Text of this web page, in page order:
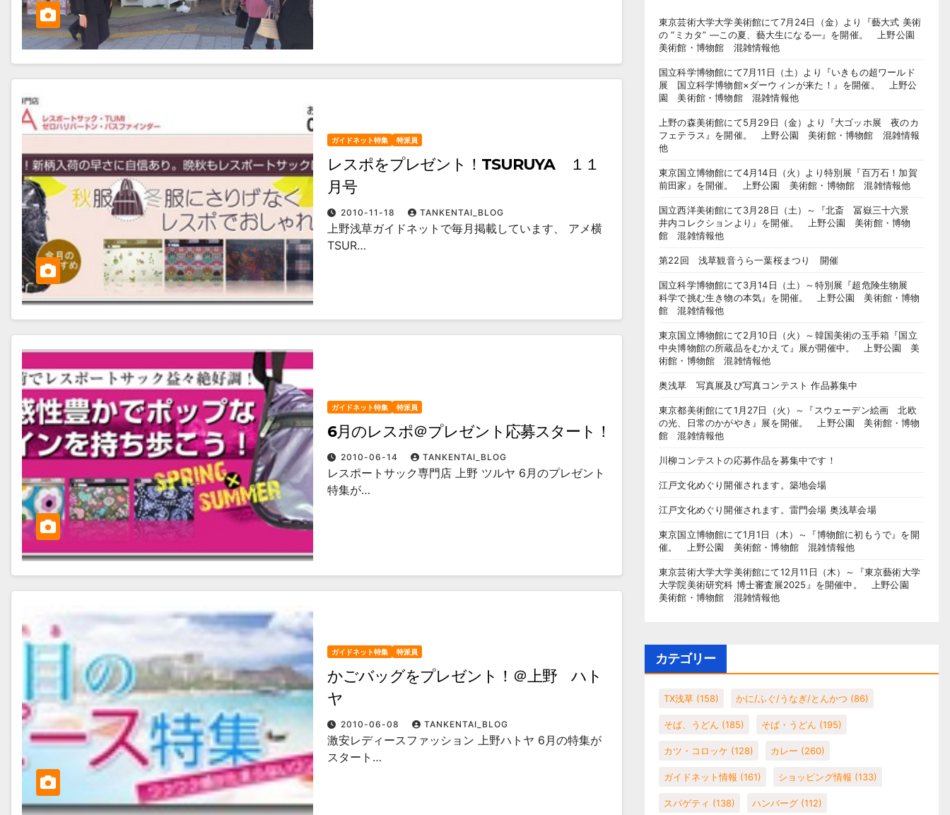
ガイドネット特集 特派員
レスポをプレゼント！TSURUYA １１
月号
2010-11-18 TANKENTAI_BLOG
上野浅草ガイドネットで毎月掲載しています、 アメ横
TSUR…
ガイドネット特集 特派員
6月のレスポ＠プレゼント応募スタート！
2010-06-14 TANKENTAI_BLOG
レスポートサック専門店 上野 ツルヤ 6月のプレゼント
特集が…
ガイドネット特集 特派員
かごバッグをプレゼント！＠上野 ハト
ヤ
2010-06-08 TANKENTAI_BLOG
激安レディースファッション 上野ハトヤ 6月の特集が
スタート…
東京芸術大学大学美術館にて7月24日（金）より『藝大式 美術
の “ミカタ” ―この夏、藝大生になる―』を開催。 上野公園
美術館・博物館 混雑情報他
国立科学博物館にて7月11日（土）より『いきもの超ワールド
展 国立科学博物館×ダーウィンが来た！』を開催。 上野公
園 美術館・博物館 混雑情報他
上野の森美術館にて5月29日（金）より『大ゴッホ展 夜のカ
フェテラス』を開催。 上野公園 美術館・博物館 混雑情報
他
東京国立博物館にて4月14日（火）より特別展『百万石！加賀
前田家』を開催。 上野公園 美術館・博物館 混雑情報他
国立西洋美術館にて3月28日（土）～『北斎 冨嶽三十六景
井内コレクションより』を開催。 上野公園 美術館・博物
館 混雑情報他
第22回 浅草観音うら一葉桜まつり 開催
国立科学博物館にて3月14日（土）～特別展『超危険生物展
科学で挑む生き物の本気』を開催。 上野公園 美術館・博物
館 混雑情報他
東京国立博物館にて2月10日（火）～韓国美術の玉手箱『国立
中央博物館の所蔵品をむかえて』展が開催中。 上野公園 美
術館・博物館 混雑情報他
奥浅草 写真展及び写真コンテスト 作品募集中
東京都美術館にて1月27日（火）～『スウェーデン絵画 北欧
の光、日常のかがやき』展を開催。 上野公園 美術館・博物
館 混雑情報他
川柳コンテストの応募作品を募集中です！
江戸文化めぐり開催されます。築地会場
江戸文化めぐり開催されます。雷門会場 奥浅草会場
東京国立博物館にて1月1日（木）～『博物館に初もうで』を開
催。 上野公園 美術館・博物館 混雑情報他
東京芸術大学大学美術館にて12月11日（木）～『東京藝術大学
大学院美術研究科 博士審査展2025』を開催中。 上野公園
美術館・博物館 混雑情報他
カテゴリー
TX浅草 (158) かに/ふぐ/うなぎ/とんかつ (86)
そば、うどん (185) そば・うどん (195)
カツ・コロッケ (128) カレー (260)
ガイドネット情報 (161) ショッピング情報 (133)
スパゲティ (138) ハンバーグ (112)